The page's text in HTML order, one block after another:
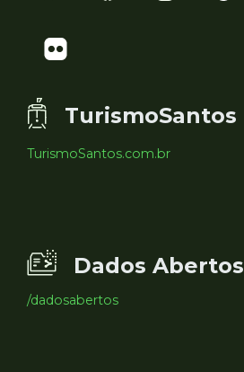
TurismoSantos
TurismoSantos.com.br
Dados Abertos
/dadosabertos